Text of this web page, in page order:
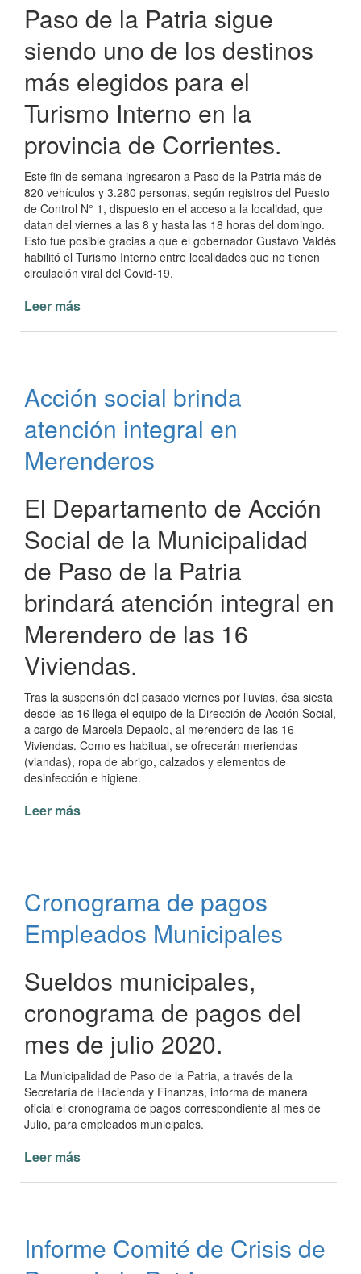
Paso de la Patria sigue
siendo uno de los destinos
más elegidos para el
Turismo Interno en la
provincia de Corrientes.
Este fin de semana ingresaron a Paso de la Patria más de
820 vehículos y 3.280 personas, según registros del Puesto
de Control N° 1, dispuesto en el acceso a la localidad, que
datan del viernes a las 8 y hasta las 18 horas del domingo.
Esto fue posible gracias a que el gobernador Gustavo Valdés
habilitó el Turismo Interno entre localidades que no tienen
circulación viral del Covid-19.
Leer más
entre
los
principales
destinos
del
Interno
Acción social brinda
atención integral en
Merenderos
El Departamento de Acción
Social de la Municipalidad
de Paso de la Patria
brindará atención integral en
Merendero de las 16
Viviendas.
Tras la suspensión del pasado viernes por lluvias, ésa siesta
desde las 16 llega el equipo de la Dirección de Acción Social,
a cargo de Marcela Depaolo, al merendero de las 16
Viviendas. Como es habitual, se ofrecerán meriendas
(viandas), ropa de abrigo, calzados y elementos de
desinfección e higiene.
Leer más
integral
en
Merenderos
Cronograma de pagos
Empleados Municipales
Sueldos municipales,
cronograma de pagos del
mes de julio 2020.
La Municipalidad de Paso de la Patria, a través de la
Secretaría de Hacienda y Finanzas, informa de manera
oficial el cronograma de pagos correspondiente al mes de
Julio, para empleados municipales.
Leer más
Municipales
Informe Comité de Crisis de